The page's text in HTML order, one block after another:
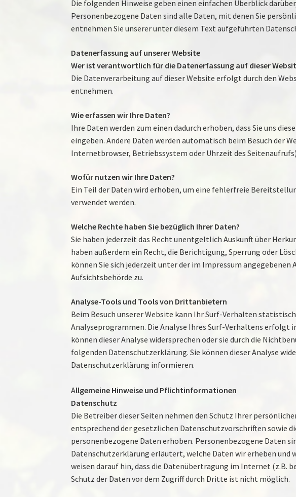
Die folgenden Hinweise geben einen einfachen Überblick
Personenbezogene Daten sind alle Daten, mit denen Sie
entnehmen Sie unserer unter diesem Text aufgeführten
Datenerfassung auf unserer Website
Wer ist verantwortlich für die Datenerfassung auf dieser
Die Datenverarbeitung auf dieser Website erfolgt durch den
entnehmen.
Wie erfassen wir Ihre Daten?
Ihre Daten werden zum einen dadurch erhoben, dass Sie uns
eingeben. Andere Daten werden automatisch beim Besuch der
Internetbrowser, Betriebssystem oder Uhrzeit des
Wofür nutzen wir Ihre Daten?
Ein Teil der Daten wird erhoben, um eine fehlerfreie
verwendet werden.
Welche Rechte haben Sie bezüglich Ihrer Daten?
Sie haben jederzeit das Recht unentgeltlich Auskunft über
haben außerdem ein Recht, die Berichtigung, Sperrung oder
können Sie sich jederzeit unter der im Impressum angegebenen
Aufsichtsbehörde zu.
Analyse-Tools und Tools von Drittanbietern
Beim Besuch unserer Website kann Ihr Surf-Verhalten
Analyseprogrammen. Die Analyse Ihres Surf-Verhaltens erfolgt
können dieser Analyse widersprechen oder sie durch die
folgenden Datenschutzerklärung. Sie können dieser Analyse
Datenschutzerklärung informieren.
Allgemeine Hinweise und Pflichtinformationen
Datenschutz
Die Betreiber dieser Seiten nehmen den Schutz Ihrer
entsprechend der gesetzlichen Datenschutzvorschriften sowie
personenbezogene Daten erhoben. Personenbezogene Daten
Datenschutzerklärung erläutert, welche Daten wir erheben und
weisen darauf hin, dass die Datenübertragung im Internet (z.B.
Schutz der Daten vor dem Zugriff durch Dritte ist nicht möglich.